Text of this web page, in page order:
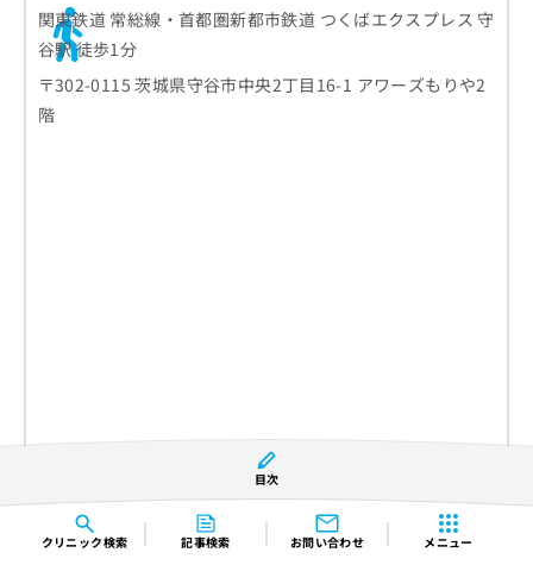
クリニック検索 記事検索 お問い合わせ メニュー
関東鉄道 常総線・首都圏新都市鉄道 つくばエクスプレス 守
谷駅 徒歩1分
〒302-0115 茨城県守谷市中央2丁目16-1 アワーズもりや2
階
診療時間 月 火 水 木 金 土 日
祝
9:00〜12:00
● ● 休 ● 休 休
目次